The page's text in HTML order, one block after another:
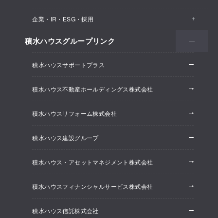
保育所・教育支援施設
オフィス・事務所
建築実例
オフィス系開発事業
ホテル系開発事業
大規模開発事業
賃貸マンション開発事業
企業・IR・ESG・採用
会社情報
株主・投資家情報
ESG経営
研究開発
採用情報
ニュースリリース
積水ハウスグループリンク
積水ハウスサポートプラス
積水ハウス不動産ホールディングス株式会社
積水ハウスリフォーム株式会社
積水ハウス建設グループ
積水ハウス・アセットマネジメント株式会社
積水ハウスフィナンシャルサービス株式会社
積水ハウス信託株式会社